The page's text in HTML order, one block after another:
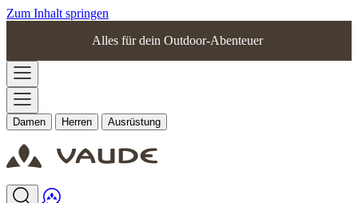
Zum Inhalt springen
Alles für dein Outdoor-Abenteuer
Damen Herren Ausrüstung